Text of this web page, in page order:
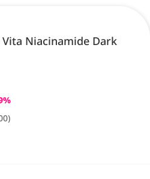
Niacinamide Dark